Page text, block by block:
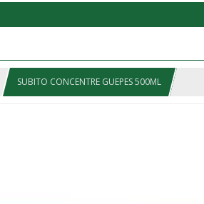
SUBITO CONCENTRE GUEPES 500ML